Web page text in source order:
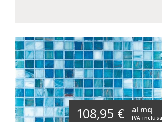
108,95 € IVA inclusa
al mq